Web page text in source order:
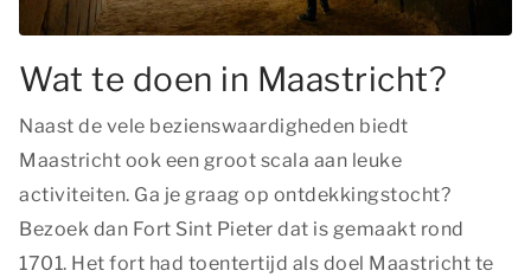
Wat te doen in Maastricht?
Naast de vele bezienswaardigheden biedt
Maastricht ook een groot scala aan leuke
activiteiten. Ga je graag op ontdekkingstocht?
Bezoek dan Fort Sint Pieter dat is gemaakt rond
1701. Het fort had toentertijd als doel Maastricht te